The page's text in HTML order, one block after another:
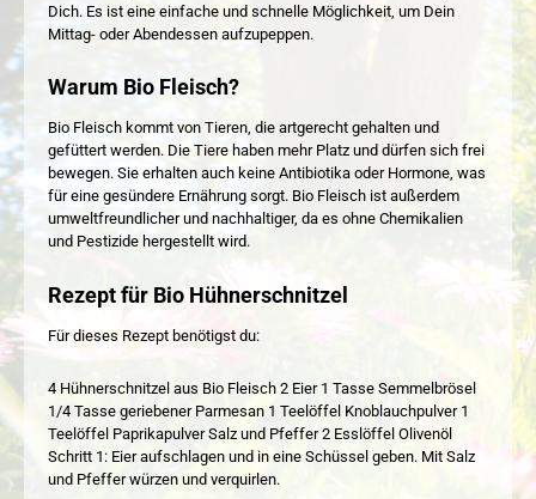
Dich. Es ist eine einfache und schnelle Möglichkeit, um Dein
Mittag- oder Abendessen aufzupeppen.
Warum Bio Fleisch?
Bio Fleisch kommt von Tieren, die artgerecht gehalten und
gefüttert werden. Die Tiere haben mehr Platz und dürfen sich frei
bewegen. Sie erhalten auch keine Antibiotika oder Hormone, was
für eine gesündere Ernährung sorgt. Bio Fleisch ist außerdem
umweltfreundlicher und nachhaltiger, da es ohne Chemikalien
und Pestizide hergestellt wird.
Rezept für Bio Hühnerschnitzel
Für dieses Rezept benötigst du:
4 Hühnerschnitzel aus Bio Fleisch 2 Eier 1 Tasse Semmelbrösel
1/4 Tasse geriebener Parmesan 1 Teelöffel Knoblauchpulver 1
Teelöffel Paprikapulver Salz und Pfeffer 2 Esslöffel Olivenöl
Schritt 1: Eier aufschlagen und in eine Schüssel geben. Mit Salz
und Pfeffer würzen und verquirlen.